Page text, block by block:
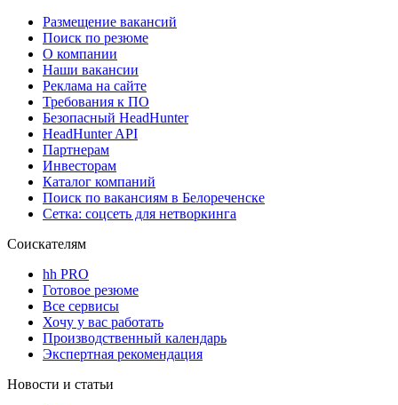
Размещение вакансий
Поиск по резюме
О компании
Наши вакансии
Реклама на сайте
Требования к ПО
Безопасный HeadHunter
HeadHunter API
Партнерам
Инвесторам
Каталог компаний
Поиск по вакансиям в Белореченске
Сетка: соцсеть для нетворкинга
Соискателям
hh PRO
Готовое резюме
Все сервисы
Хочу у вас работать
Производственный календарь
Экспертная рекомендация
Новости и статьи